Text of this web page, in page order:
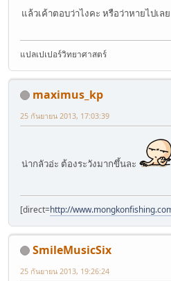
แล้วเค้าตอบว่าไงคะ หรือว่าหายไปเ
แปลเปเปอร์วิทยาศาสตร์
maximus_kp
25 กันยายน 2013, 17:03:39
น่ากลัวอ่ะ ต้องระวังมากขึ้นละ
[direct=http://
SmileMusicSix
25 กันยายน 2013, 19:26:24